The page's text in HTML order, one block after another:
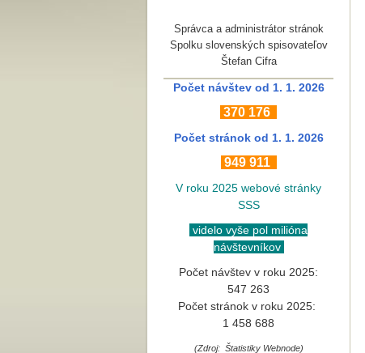
Správca a administrátor stránok
Spolku slovenských spisovateľov
Štefan Cifra
Počet návštev od 1. 1. 2026
370 176
Počet stránok od 1. 1. 2026
949 911
V roku 2025 webové stránky
SSS
videlo vyše pol milióna
návštevníkov
Počet návštev v roku 2025:
547 263
Počet stránok v roku 2025:
1 458 688
(Zdroj: Štatistiky Webnode)